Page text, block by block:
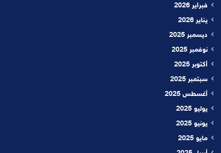
فبراير 2026
يناير 2026
ديسمبر 2025
نوفمبر 2025
أكتوبر 2025
سبتمبر 2025
أغسطس 2025
يوليو 2025
يونيو 2025
مايو 2025